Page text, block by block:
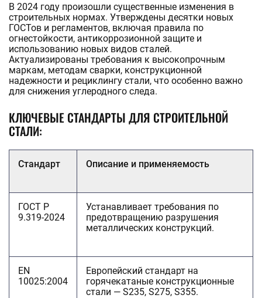
В 2024 году произошли существенные изменения в
строительных нормах. Утверждены десятки новых
ГОСТов и регламентов, включая правила по
огнестойкости, антикоррозионной защите и
использованию новых видов сталей.
Актуализированы требования к высокопрочным
маркам, методам сварки, конструкционной
надежности и рециклингу стали, что особенно важно
для снижения углеродного следа.
КЛЮЧЕВЫЕ СТАНДАРТЫ ДЛЯ СТРОИТЕЛЬНОЙ
СТАЛИ:
Стандарт Описание и применяемость
ГОСТ Р
9.319-2024
Устанавливает требования по
предотвращению разрушения
металлических конструкций.
EN
10025:2004
Европейский стандарт на
горячекатаные конструкционные
стали — S235, S275, S355.